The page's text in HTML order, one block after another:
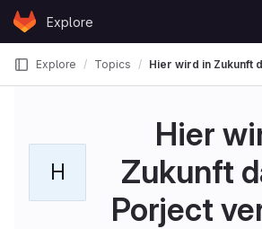
Skip to content
GitLabExplore
Explore Topics Hier wird in Zukunft
H
Hier
Zukunft
Porject